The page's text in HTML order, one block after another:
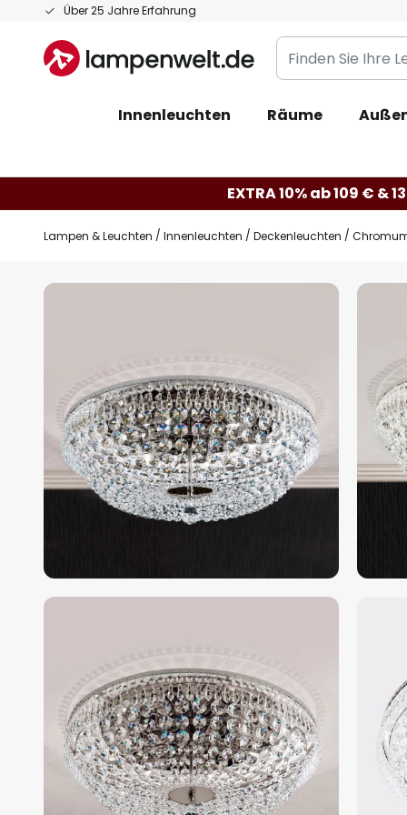
Über 25 Jahre Erfahrung
Zum
springen
Finden
Sie
Leuchte...
Innenleuchten Räume
EXTRA 10% ab 109 € &
Lampen & Leuchten Innenleuchten Deckenleuchten
Zum
springen